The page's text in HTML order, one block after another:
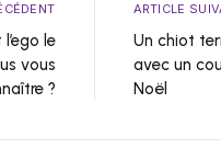
le
vous
?
ARTICLE
Un chiot
avec un
Noël